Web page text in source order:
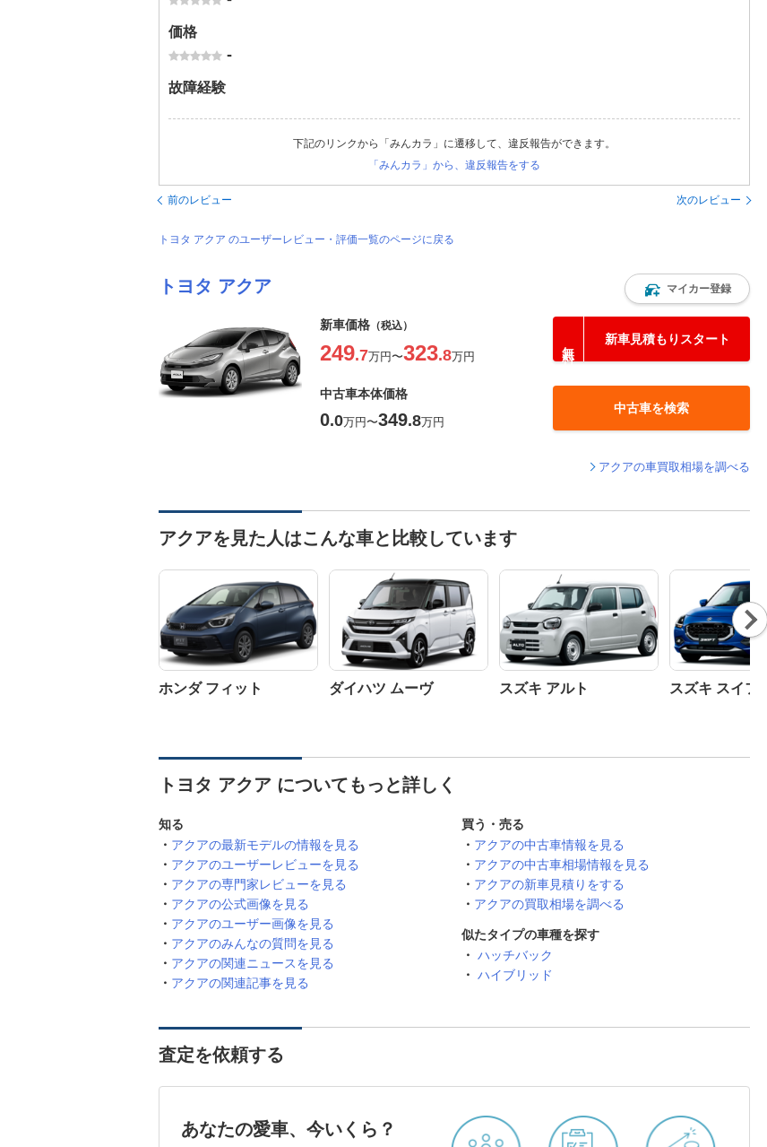
価格
-
故障経験
下記のリンクから「みんカラ」に遷移して、違反報告ができます。
「みんカラ」から、違反報告をする
前のレビュー 次のレビュー
トヨタ アクア のユーザーレビュー・評価一覧のページに戻る
トヨタ アクア マイカー登録
新車価格 （税込）
249.7万円〜323.8万円
新車見積もりスタート
中古車本体価格
0.0万円〜349.8万円
中古車を検索
アクアの車買取相場を調べる
アクアを見た人はこんな車と比較しています
ホンダ フィット ダイハツ ムーヴ スズキ アルト スズキ スイフト
Nex
t
トヨタ アクア についてもっと詳しく
知る
アクアの最新モデルの情報を見る
アクアのユーザーレビューを見る
アクアの専門家レビューを見る
アクアの公式画像を見る
アクアのユーザー画像を見る
アクアのみんなの質問を見る
アクアの関連ニュースを見る
アクアの関連記事を見る
買う・売る
アクアの中古車情報を見る
アクアの中古車相場情報を見る
アクアの新車見積りをする
アクアの買取相場を調べる
似たタイプの車種を探す
ハッチバック
ハイブリッド
査定を依頼する
あなたの愛車、今いくら？